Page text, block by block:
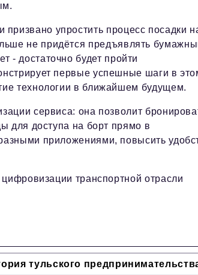
призвано упростить процесс посадки
не придётся предъявлять
- достаточно будет пройти
первые успешные шаги в
технологии в ближайшем будущем.
сервиса: она позволит
для доступа на борт прямо в
приложениями, повысить
транспортной отрасли
тульского